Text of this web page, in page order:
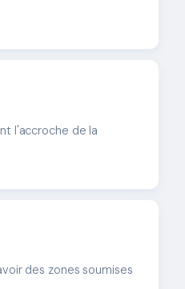
l'accroche de la
des zones soumises